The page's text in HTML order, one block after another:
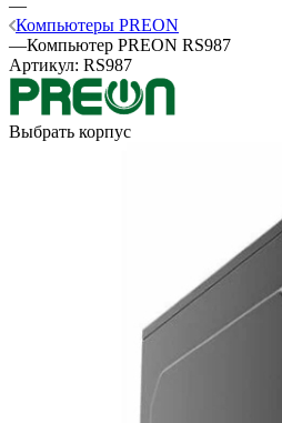
—
Компьютеры PREON
—Компьютер PREON RS987
Артикул: RS987
Выбрать корпус